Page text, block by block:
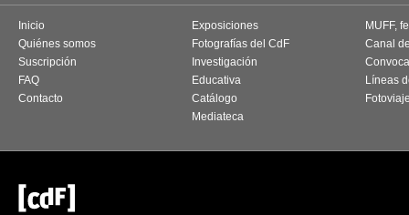
Inicio
Quiénes somos
Suscripción
FAQ
Contacto
Exposiciones
Fotografías del CdF
Investigación
Educativa
Catálogo
Mediateca
MUFF,
Canal
Líneas